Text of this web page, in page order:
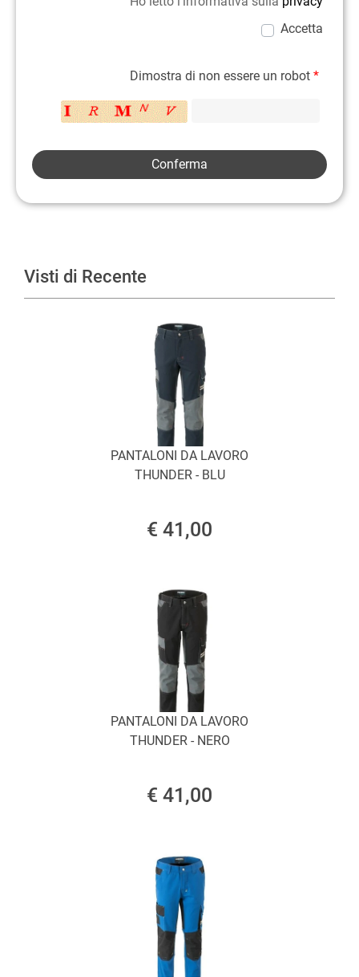
Accetta
Dimostra di non essere un robot *
Visti di Recente
PANTALONI DA LAVORO
THUNDER - BLU
€ 41,00
PANTALONI DA LAVORO
THUNDER - NERO
€ 41,00